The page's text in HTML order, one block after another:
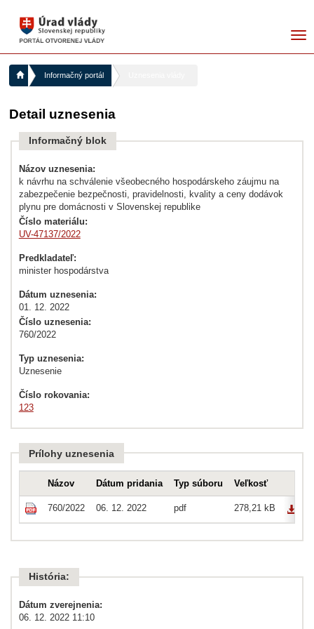
Informačný portál
Detail uznesenia
Informačný blok
Názov uznesenia:
k návrhu na schválenie všeobecného hospodárskeho záujmu na
zabezpečenie bezpečnosti, pravidelnosti, kvality a ceny dodávok
plynu pre domácnosti v Slovenskej republike
Číslo materiálu:
UV-47137/2022
Predkladateľ:
minister hospodárstva
Dátum uznesenia:
01. 12. 2022
Číslo uznesenia:
760/2022
Typ uznesenia:
Uznesenie
Číslo rokovania:
123
Prílohy uznesenia
Názov Dátum pridania Typ súboru Veľkosť
760/2022 06. 12. 2022 pdf 278,21 kB
História:
Dátum zverejnenia:
06. 12. 2022 11:10